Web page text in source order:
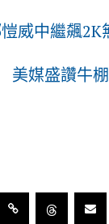
威中繼飆2K
美媒盛讚牛